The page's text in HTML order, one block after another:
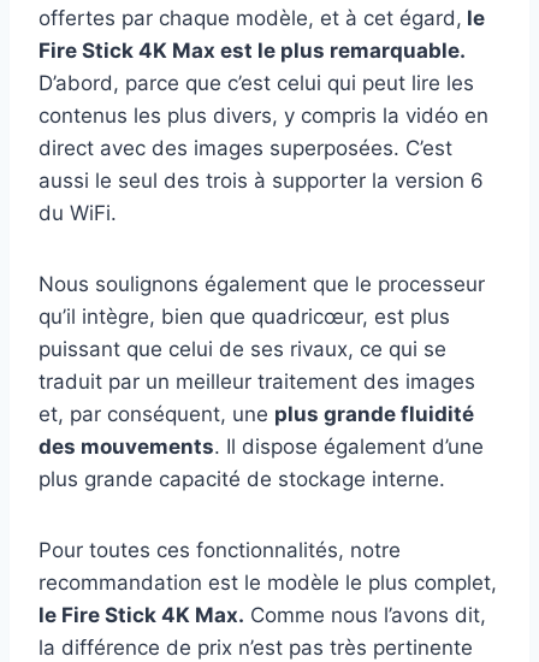
offertes par chaque modèle, et à cet égard, le
Fire Stick 4K Max est le plus remarquable.
D’abord, parce que c’est celui qui peut lire les
contenus les plus divers, y compris la vidéo en
direct avec des images superposées. C’est
aussi le seul des trois à supporter la version 6
du WiFi.
Nous soulignons également que le processeur
qu’il intègre, bien que quadricœur, est plus
puissant que celui de ses rivaux, ce qui se
traduit par un meilleur traitement des images
et, par conséquent, une plus grande fluidité
des mouvements. Il dispose également d’une
plus grande capacité de stockage interne.
Pour toutes ces fonctionnalités, notre
recommandation est le modèle le plus complet,
le Fire Stick 4K Max. Comme nous l’avons dit,
la différence de prix n’est pas très pertinente